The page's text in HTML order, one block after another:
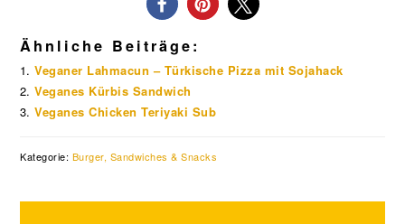
Ähnliche Beiträge:
Veganer Lahmacun – Türkische Pizza mit Sojahack
Veganes Kürbis Sandwich
Veganes Chicken Teriyaki Sub
Kategorie: Burger, Sandwiches & Snacks